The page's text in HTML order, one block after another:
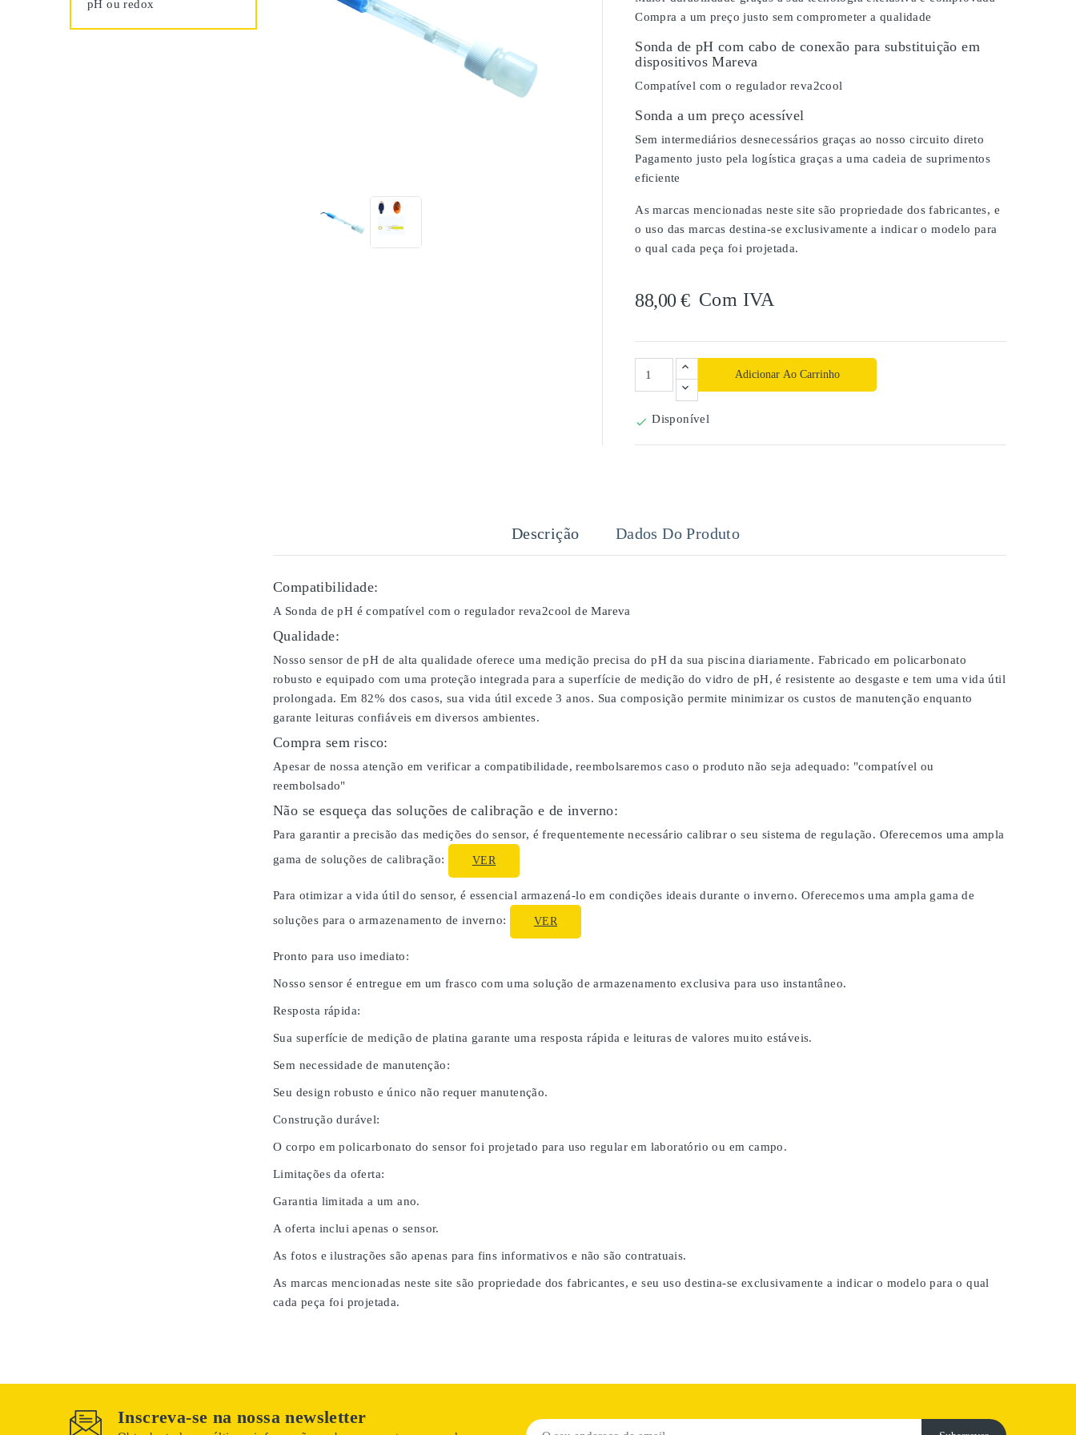
pH ou redox
Compra a um preço justo sem comprometer a qualidade
Sonda de pH com cabo de conexão para substituição em
dispositivos Mareva
Compatível com o regulador reva2cool
Sonda a um preço acessível
Sem intermediários desnecessários graças ao nosso circuito direto
Pagamento justo pela logística graças a uma cadeia de suprimentos
eficiente
As marcas mencionadas neste site são propriedade dos fabricantes, e
o uso das marcas destina-se exclusivamente a indicar o modelo para
o qual cada peça foi projetada.
88,00 € Com IVA
Adicionar Ao Carrinho
 Disponível
Descrição Dados Do Produto
Compatibilidade:
A Sonda de pH é compatível com o regulador reva2cool de Mareva
Qualidade:
Nosso sensor de pH de alta qualidade oferece uma medição precisa do pH da sua piscina diariamente. Fabricado em policarbonato
robusto e equipado com uma proteção integrada para a superfície de medição do vidro de pH, é resistente ao desgaste e tem uma vida útil
prolongada. Em 82% dos casos, sua vida útil excede 3 anos. Sua composição permite minimizar os custos de manutenção enquanto
garante leituras confiáveis em diversos ambientes.
Compra sem risco:
Apesar de nossa atenção em verificar a compatibilidade, reembolsaremos caso o produto não seja adequado: "compatível ou
reembolsado"
Não se esqueça das soluções de calibração e de inverno:
Para garantir a precisão das medições do sensor, é frequentemente necessário calibrar o seu sistema de regulação. Oferecemos uma ampla
gama de soluções de calibração:
VER
Para otimizar a vida útil do sensor, é essencial armazená-lo em condições ideais durante o inverno. Oferecemos uma ampla gama de
soluções para o armazenamento de inverno:
VER
Pronto para uso imediato:
Nosso sensor é entregue em um frasco com uma solução de armazenamento exclusiva para uso instantâneo.
Resposta rápida:
Sua superfície de medição de platina garante uma resposta rápida e leituras de valores muito estáveis.
Sem necessidade de manutenção:
Seu design robusto e único não requer manutenção.
Construção durável:
O corpo em policarbonato do sensor foi projetado para uso regular em laboratório ou em campo.
Limitações da oferta:
Garantia limitada a um ano.
A oferta inclui apenas o sensor.
As fotos e ilustrações são apenas para fins informativos e não são contratuais.
As marcas mencionadas neste site são propriedade dos fabricantes, e seu uso destina-se exclusivamente a indicar o modelo para o qual
cada peça foi projetada.
Inscreva-se na nossa newsletter